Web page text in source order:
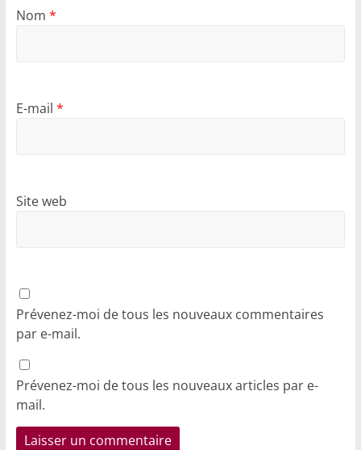
Nom *
E-mail *
Site web
Prévenez-moi de tous les nouveaux commentaires
par e-mail.
Prévenez-moi de tous les nouveaux articles par e-
mail.